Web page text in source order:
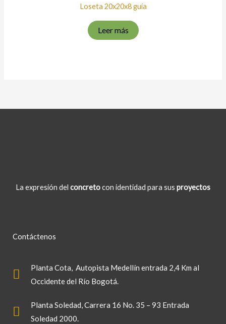
Loseta 20x20x8 guía
Leer más
La expresión del concretocon identidad para sus proyectos
Contáctenos
Planta Cota, Autopista Medellín entrada 2,4 Km al
Occidente del Río Bogotá.
Planta Soledad, Carrera 16 No. 35 – 93 Entrada
Soledad 2000.